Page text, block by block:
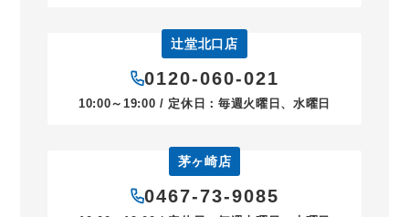
辻堂北口店
0120-060-021
10:00～19:00 / 定休日：毎週火曜日、水曜日
茅ヶ崎店
0467-73-9085